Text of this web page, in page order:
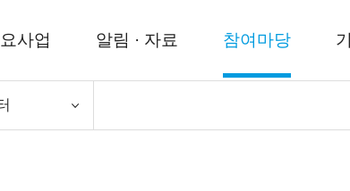
사업 알림 · 자료 참여마당